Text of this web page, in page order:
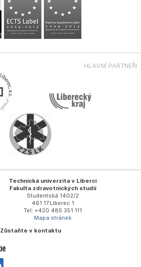
HLAVNÍ PARTNEŘI
Technická univerzita v Liberci
Fakulta zdravotnických studií
Studentská 1402/2
461 17 Liberec 1
Tel: +420 485 351 111
Mapa stránek
Zůstaňte v kontaktu